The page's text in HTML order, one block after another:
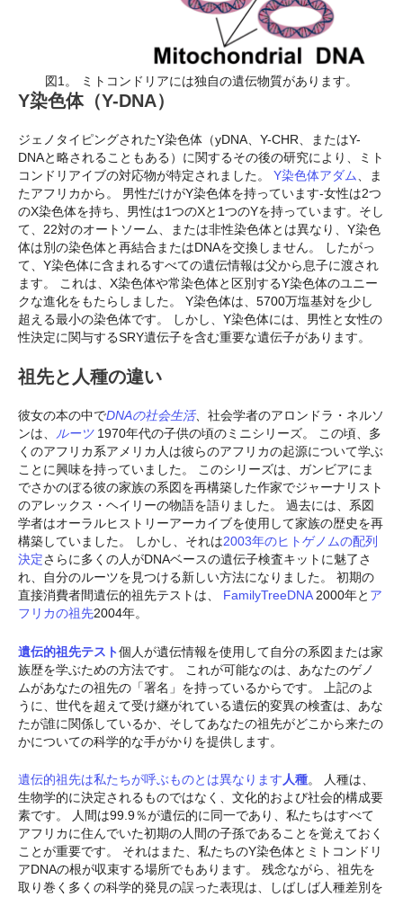
図1。 ミトコンドリアには独自の遺伝物質があります。
Y染色体（Y-DNA）
ジェノタイピングされたY染色体（yDNA、Y-CHR、またはY-
DNAと略されることもある）に関するその後の研究により、ミト
コンドリアイブの対応物が特定されました。
Y染色体アダム
、ま
たアフリカから。 男性だけがY染色体を持っています-女性は2つ
のX染色体を持ち、男性は1つのXと1つのYを持っています。そし
て、22対のオートソーム、または非性染色体とは異なり、Y染色
体は別の染色体と再結合またはDNAを交換しません。 したがっ
て、Y染色体に含まれるすべての遺伝情報は父から息子に渡され
ます。 これは、X染色体や常染色体と区別するY染色体のユニー
クな進化をもたらしました。 Y染色体は、5700万塩基対を少し
超える最小の染色体です。 しかし、Y染色体には、男性と女性の
性決定に関与するSRY遺伝子を含む重要な遺伝子があります。
祖先と人種の違い
彼女の本の中でDNAの社会生活、 社会学者のアロンドラ・ネルソ
ンは、 ルーツ 1970年代の子供の頃のミニシリーズ。 この頃、多
くのアフリカ系アメリカ人は彼らのアフリカの起源について学ぶ
ことに興味を持っていました。 このシリーズは、ガンビアにま
でさかのぼる彼の家族の系図を再構築した作家でジャーナリスト
のアレックス・ヘイリーの物語を語りました。 過去には、系図
学者はオーラルヒストリーアーカイブを使用して家族の歴史を再
構築していました。 しかし、それは2003年のヒトゲノムの配列
決定さらに多くの人がDNAベースの遺伝子検査キットに魅了さ
れ、自分のルーツを見つける新しい方法になりました。 初期の
直接消費者間遺伝的祖先テストは、
FamilyTreeDNA2000年と ア
フリカの祖先2004年。
遺伝的祖先テスト個人が遺伝情報を使用して自分の系図または家
族歴を学ぶための方法です。 これが可能なのは、あなたのゲノ
ムがあなたの祖先の「署名」を持っているからです。 上記のよ
うに、世代を超えて受け継がれている遺伝的変異の検査は、あな
たが誰に関係しているか、そしてあなたの祖先がどこから来たの
かについての科学的な手がかりを提供します。
遺伝的祖先は私たちが呼ぶものとは異なります 人種。 人種は、
生物学的に決定されるものではなく、文化的および社会的構成要
素です。 人間は99.9％が遺伝的に同一であり、私たちはすべて
アフリカに住んでいた初期の人間の子孫であることを覚えておく
ことが重要です。 それはまた、私たちのY染色体とミトコンドリ
アDNAの根が収束する場所でもあります。 残念ながら、祖先を
取り巻く多くの科学的発見の誤った表現は、しばしば人種差別を